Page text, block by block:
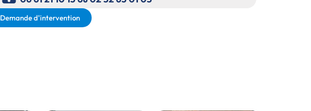
Demande d'intervention